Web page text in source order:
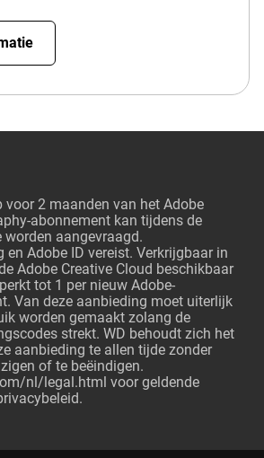
2 maanden van het Adobe
abonnement kan tijdens de
aangevraagd.
en Adobe ID vereist. Verkrijgbaar in
Adobe Creative Cloud beschikbaar
tot 1 per nieuw Adobe-
Van deze aanbieding moet uiterlijk
worden gemaakt zolang de
strekt. WD behoudt zich het
aanbieding te allen tijde zonder
of te beëindigen.
nl/legal.html voor geldende